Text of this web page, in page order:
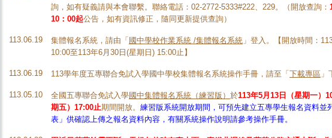
詢，如有疑義請與本會聯繫。聯絡電話：02-2772-5333#222、229。（開放查詢：
10：00起公告，如有資訊修正，隨同更新提供查詢）
113.06.19 集體報名系統，請由「 國中學校作業系統 /集體報名系統 」登入。【開放時間：
10:00至113年6月30日(星期日) 15:00止】
113.06.19 113學年度五專聯合免試入學國中學校集體報名系統操作手冊，請至「 下載專區 」
113.05.10 全國五專聯合免試入學國中集體報名系統（練習版） 於113年5月13日（星期一）
期五）17:00止期間開放。 練習版系統開放期間，可預先建立五專學生報名資料並
表」供確認上傳之報名資料內容，有關系統操作說明請參考操作手冊。